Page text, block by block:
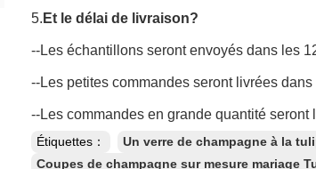
5. Et le délai de livraison?
--Les échantillons seront envoyés dans les
--Les petites commandes seront livrées
--Les commandes en grande quantité seront
Étiquettes： Un verre de champagne à la
Coupes de champagne sur mesure mariage